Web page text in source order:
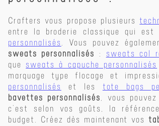
Crafters vous propose plusieurs
entre la broderie classique qui est
personnalisés. Vous pouvez
sweats personnalisés : sweats col
quesweats à capuche personnalisés
marquage type flocage et
personnalisés
et les tote bags
bavettes personnalisés, vous
c’est selon vos goûts, la
budget. Créez dès maintenant vos